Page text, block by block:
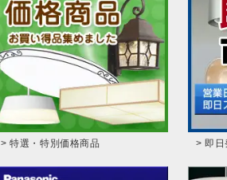
> 特選・特別価格商品 > 即日